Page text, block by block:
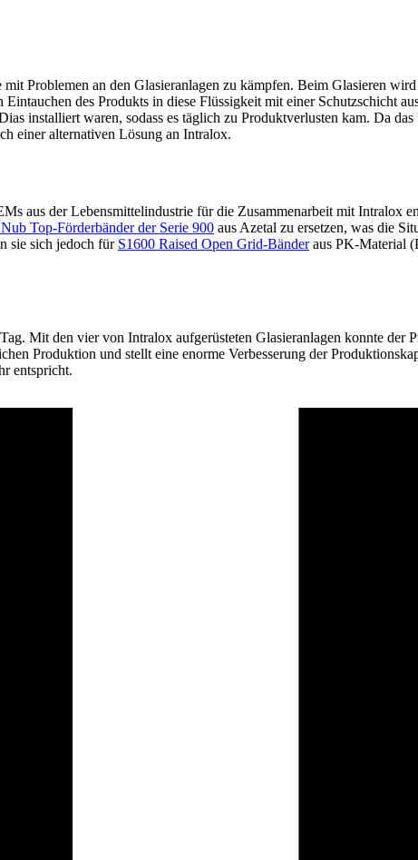
Problemen an den Glasieranlagen zu kämpfen. Beim Glasieren
des Produkts in diese Flüssigkeit mit einer Schutzschicht
installiert waren, sodass es täglich zu Produktverlusten kam. Da
einer alternativen Lösung an Intralox.
aus der Lebensmittelindustrie für die Zusammenarbeit mit Intralox
Top-Förderbänder der Serie 900 aus Azetal zu ersetzen, was die
sie sich jedoch für S1600 Raised Open Grid-Bänderaus PK-Material
Mit den vier von Intralox aufgerüsteten Glasieranlagen konnte der
Produktion und stellt eine enorme Verbesserung der
entspricht.